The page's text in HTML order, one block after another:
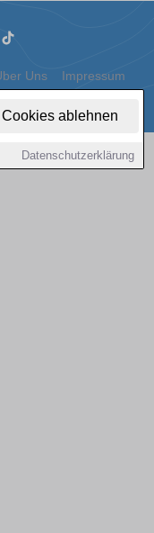
ablehnen
Datenschutzerklärung
Uns Impressum
Content by: 1a-sites-autos